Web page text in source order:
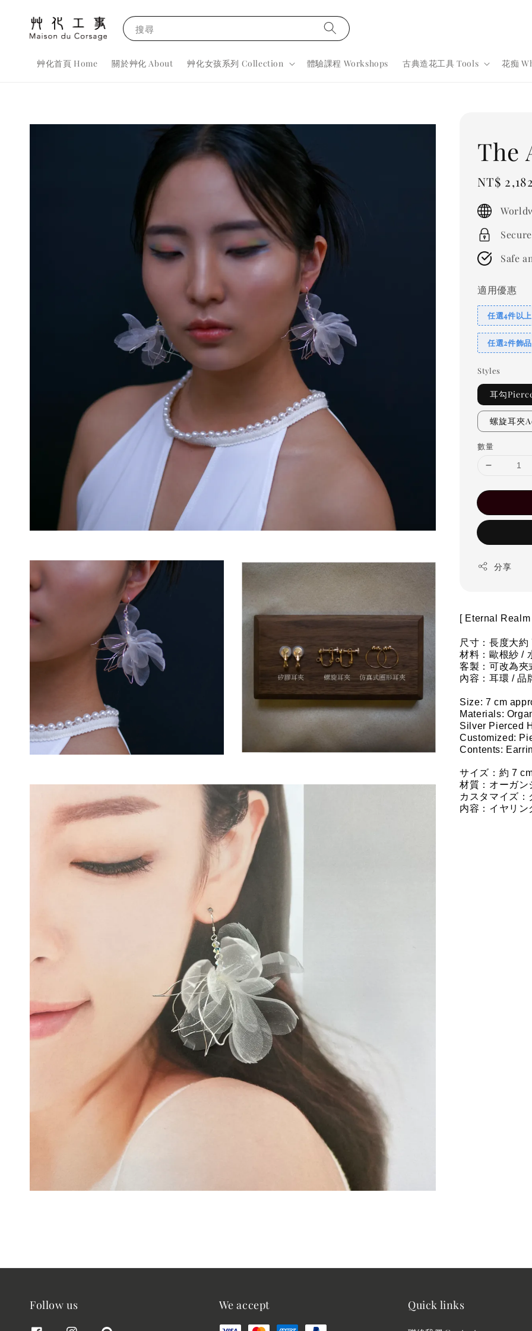
搜尋
艸化首頁 Home 關於艸化 About 艸化女孩系列 Collection 體驗課程 Workshops 古典造花工具 Tools 花痴
The
Sale
NT$
Safe
適用優惠
任選4件以
任選2件飾
Styles
耳勾
螺旋耳夾
數量
分享
[ Eternal Realm
尺寸：長度大約
材料： 歐根紗 /
客製：可改為夾
內容：耳環 / 品
Size: 7 cm
Materials:
Silver Pierced
Customized:
Contents:
サイズ：約 7
材質： オーガン
カスタマイズ
内容：イヤリン
Follow us We accept Quick links